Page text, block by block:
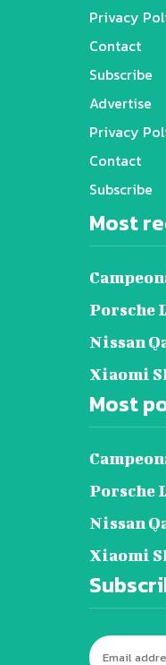
Privacy
Contact
Subscribe
Advertise
Privacy
Contact
Subscribe
Most
Porsche
Nissan
Xiaomi
Most
Porsche
Nissan
Xiaomi